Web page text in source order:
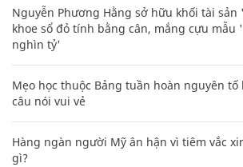
Nguyễn Phương Hằng sở hữu khối tài
khoe sổ đỏ tính bằng cân, mắng cựu mẫu
nghìn tỷ'
Mẹo học thuộc Bảng tuần hoàn nguyên
câu nói vui vẻ
Hàng ngàn người Mỹ ân hận vì tiêm vắc
gì?